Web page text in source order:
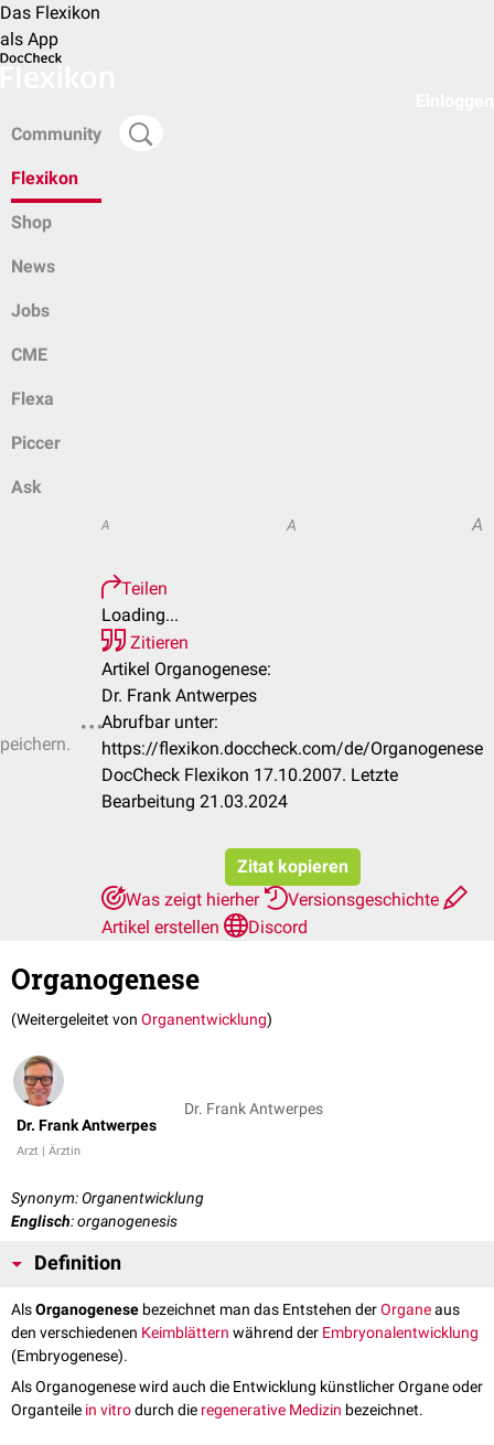
Das Flexikon
als App
Community
Flexikon
Shop
News
Jobs
CME
Flexa
Piccer
Ask
A A A
Teilen
Loading...
Zitieren
Artikel Organogenese:
Dr. Frank Antwerpes
Abrufbar unter:
https://flexikon.doccheck.com/de/Organogenese
DocCheck Flexikon 17.10.2007. Letzte
Bearbeitung 21.03.2024
Zitat kopieren
Was zeigt hierher
Versionsgeschichte
Artikel erstellen
Discord
Organogenese
(Weitergeleitet von Organentwicklung)
Dr. Frank Antwerpes
Arzt | Ärztin
Dr. Frank Antwerpes
Synonym: Organentwicklung
Englisch: organogenesis
Definition
AlsOrganogenese bezeichnet man das Entstehen derOrganeaus
den verschiedenen Keimblättern während der Embryonalentwicklung
(Embryogenese).
Als Organogenese wird auch die Entwicklung künstlicher Organe oder
Organteile in vitrodurch die regenerative Medizin bezeichnet.